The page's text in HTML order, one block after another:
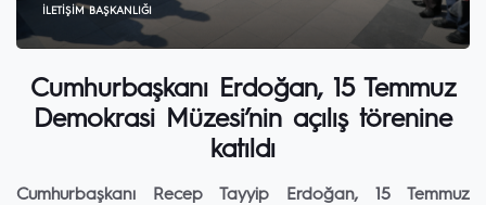
İLETIŞIM BAŞKANLIĞI
Cumhurbaşkanı Erdoğan, 15 Temmuz
Demokrasi Müzesi’nin açılış törenine
katıldı
Cumhurbaşkanı Recep Tayyip Erdoğan, 15 Temmuz